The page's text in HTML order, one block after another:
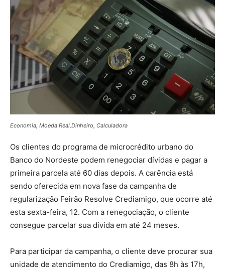
Economia, Moeda Real,Dinheiro, Calculadora
Os clientes do programa de microcrédito urbano do
Banco do Nordeste podem renegociar dívidas e pagar a
primeira parcela até 60 dias depois. A carência está
sendo oferecida em nova fase da campanha de
regularização Feirão Resolve Crediamigo, que ocorre até
esta sexta-feira, 12. Com a renegociação, o cliente
consegue parcelar sua dívida em até 24 meses.
Para participar da campanha, o cliente deve procurar sua
unidade de atendimento do Crediamigo, das 8h às 17h,